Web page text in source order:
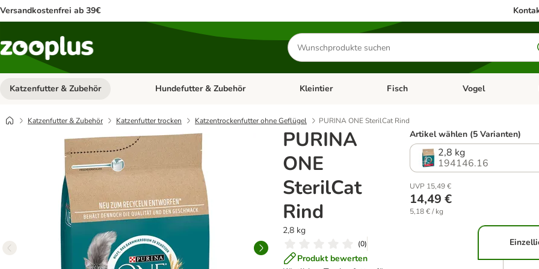
Versandkostenfrei ab 39€
Produkte
suchen
Katzenfutter & Zubehör Kategorie-Menü öffnen: Katzenfutter & Zubehör
Hundefutter & Zubehör Kategorie-Menü öffnen: Hundefutter & Zubehör
Kleintier Kategorie-Menü öffnen: Kleintier
Fisch Kategorie-Menü
Vogel
Katzenfutter & Zubehör Katzenfutter trocken Katzentrockenfutter ohne Geflügel PURINA ONE SterilCat Rind
PURINA
ONE
SterilCat
Rind
2,8 kg
(0)
Produkt bewerten
Artikel wählen (5 Varianten)
2,8 kg
194146.16
UVP 15,49 €
14,49 €
5,18 € / kg